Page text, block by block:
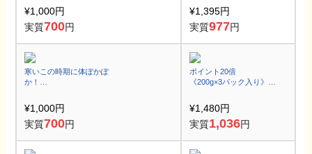
合！ダイエットや健康・
美容に
¥1,000円
実質700円
¥1,395円
実質977円
寒いこの時期に体ぽかぽ
か！
ットの淡路島産玉ねぎス
ープ！
¥1,000円
実質700円
ポイント20倍
《200g×3パック入り》
た博多仕込み牛すじカレ
ー
¥1,480円
実質1,036円